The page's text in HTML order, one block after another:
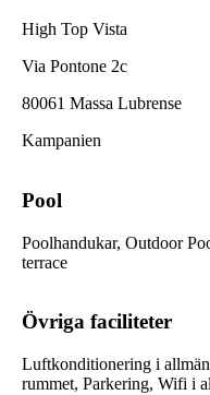
High Top Vista
Via Pontone 2c
80061 Massa Lubrense
Kampanien
Pool
Poolhandukar, Outdoor
terrace
Övriga faciliteter
Luftkonditionering i
rummet, Parkering, Wifi i